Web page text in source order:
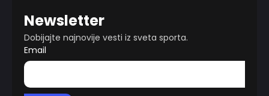
Newsletter
Dobijajte najnovije vesti iz sveta sporta.
Email